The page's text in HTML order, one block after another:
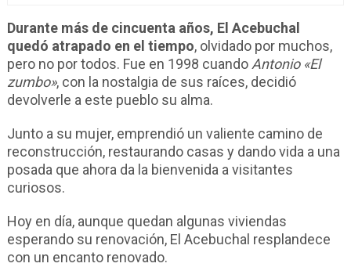
Durante más de cincuenta años, El Acebuchal
quedó atrapado en el tiempo, olvidado por muchos,
pero no por todos. Fue en 1998 cuando Antonio «El
zumbo», con la nostalgia de sus raíces, decidió
devolverle a este pueblo su alma.
Junto a su mujer, emprendió un valiente camino de
reconstrucción, restaurando casas y dando vida a una
posada que ahora da la bienvenida a visitantes
curiosos.
Hoy en día, aunque quedan algunas viviendas
esperando su renovación, El Acebuchal resplandece
con un encanto renovado.